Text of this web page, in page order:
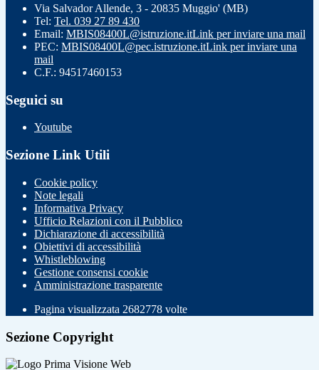
Via Salvador Allende, 3 - 20835 Muggio' (MB)
Tel: Tel. 039 27 89 430
Email: MBIS08400L@istruzione.itLink per inviare una mail
PEC: MBIS08400L@pec.istruzione.itLink per inviare una
mail
C.F.: 94517460153
Seguici su
Youtube
Sezione Link Utili
Cookie policy
Note legali
Informativa Privacy
Ufficio Relazioni con il Pubblico
Dichiarazione di accessibilità
Obiettivi di accessibilità
Whistleblowing
Gestione consensi cookie
Amministrazione trasparente
Pagina visualizzata 2682778 volte
Sezione Copyright